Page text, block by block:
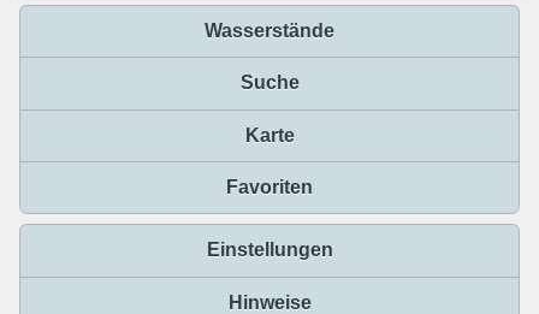
Wasserstände
Suche
Karte
Favoriten
Einstellungen
Hinweise